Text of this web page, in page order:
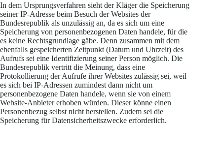
In dem Ursprungsverfahren sieht der Kläger die Speicherung
seiner IP-Adresse beim Besuch der Websites der
Bundesrepublik als unzulässig an, da es sich um eine
Speicherung von personenbezogenen Daten handele, für die
es keine Rechtsgrundlage gäbe. Denn zusammen mit dem
ebenfalls gespeicherten Zeitpunkt (Datum und Uhrzeit) des
Aufrufs sei eine Identifizierung seiner Person möglich. Die
Bundesrepublik vertritt die Meinung, dass eine
Protokollierung der Aufrufe ihrer Websites zulässig sei, weil
es sich bei IP-Adressen zumindest dann nicht um
personenbezogene Daten handele, wenn sie von einem
Website-Anbieter erhoben würden. Dieser könne einen
Personenbezug selbst nicht herstellen. Zudem sei die
Speicherung für Datensicherheitszwecke erforderlich.